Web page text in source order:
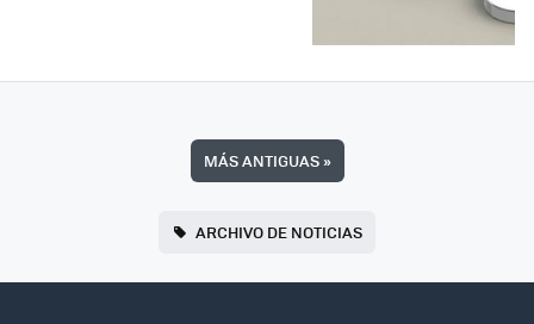
MÁS ANTIGUAS»
ARCHIVO DE NOTICIAS